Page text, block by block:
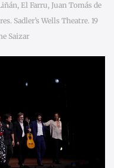
El Farru, Juan Tomás de
Sadler’s Wells Theatre. 19
Saizar